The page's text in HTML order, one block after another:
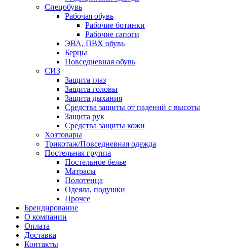
Спецобувь
Рабочая обувь
Рабочие ботинки
Рабочие сапоги
ЭВА, ПВХ обувь
Берцы
Повседневная обувь
СИЗ
Защита глаз
Защита головы
Защита дыхания
Средства защиты от падений с высоты
Защита рук
Средства защиты кожи
Хозтовары
Трикотаж/Повседневная одежда
Постельная группа
Постельное белье
Матрасы
Полотенца
Одеяла, подушки
Прочее
Брендирование
О компании
Оплата
Доставка
Контакты